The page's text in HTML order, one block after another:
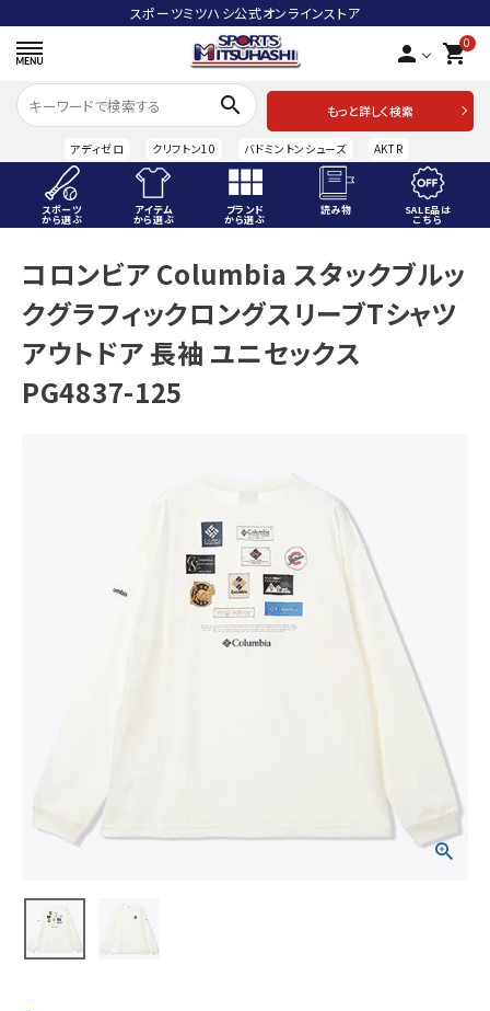
スポーツミツハシ公式オンラインストア
person 0
shopping_cart
search
もっと詳しく検索
アディゼロ クリフトン10 バドミントンシューズ AKTR
スポーツ
から選ぶ
アイテム
から選ぶ
ブランド
から選ぶ
読み物 SALE品は
こちら
ACCOUNT MENU
ようこそ ゲスト 様
meeting_room ログイン person
スポーツから選ぶ
特定商取引法
プライバシーポリシー
コロンビア Columbia スタックブルッ
クグラフィックロングスリーブTシャツ
アウトドア 長袖 ユニセックス
PG4837-125